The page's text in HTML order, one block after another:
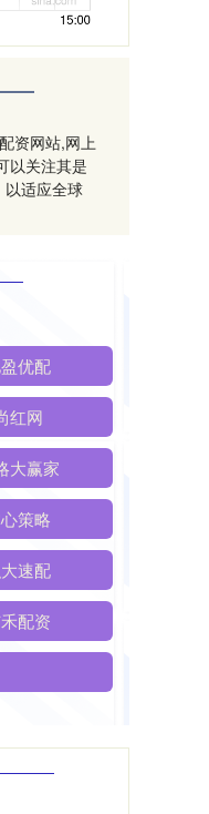
资网站,网上
以关注其是
以适应全球
优配
红网
大赢家
策略
速配
配资